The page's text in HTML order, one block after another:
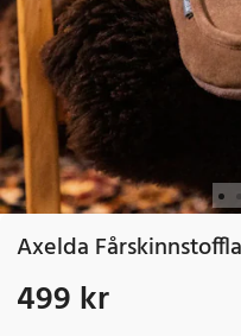
Axelda
Pris:499 kr
499 kr